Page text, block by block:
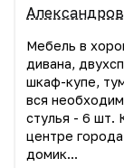
Мебель в
дивана,
шкаф-купе,
вся
стулья - 6 шт.
центре
домик...